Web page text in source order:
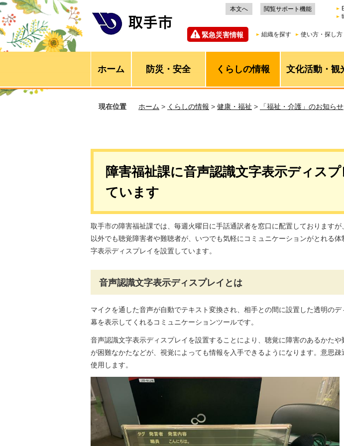
本文へ 閲覧サポート機能
緊急災害情報 組織を探す 使い方・探し方
ホーム 防災・安全 くらしの情報 文化活動・観
現在位置 ホーム > くらしの情報 > 健康・福祉 > 「福祉・介護」のお知らせ
障害福祉課に音声認識文字表示ディス
ています
取手市の障害福祉課では、毎週火曜日に手話通訳者を窓口に配置しております
以外でも聴覚障害者や難聴者が、いつでも気軽にコミュニケーションがとれる
字表示ディスプレイを設置しています。
音声認識文字表示ディスプレイとは
マイクを通した音声が自動でテキスト変換され、相手との間に設置した透明の
幕を表示してくれるコミュニケーションツールです。
音声認識文字表示ディスプレイを設置することにより、聴覚に障害のあるかた
が困難なかたなどが、視覚によっても情報を入手できるようになります。意思
使用します。